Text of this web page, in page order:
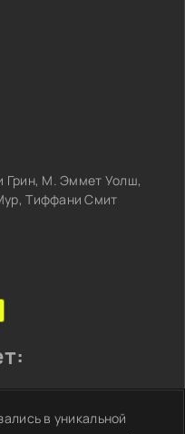
Грин, М. Эммет Уолш,
Тиффани Смит
в уникальной